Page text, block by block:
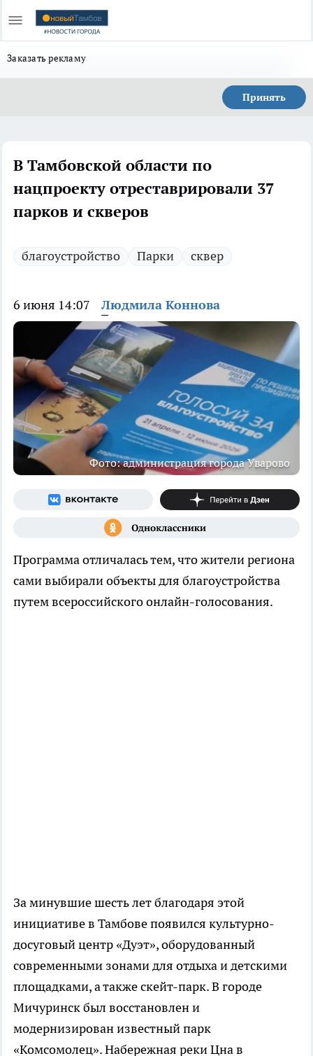
Заказать рекламу
Принять
В Тамбовской области по
нацпроекту отреставрировали 37
парков и скверов
благоустройство Парки сквер
6 июня 14:07 Людмила Коннова
Фото: администрация города Уварово
Программа отличалась тем, что жители региона
сами выбирали объекты для благоустройства
путем всероссийского онлайн-голосования.
За минувшие шесть лет благодаря этой
инициативе в Тамбове появился культурно-
досуговый центр «Дуэт», оборудованный
современными зонами для отдыха и детскими
площадками, а также скейт-парк. В городе
Мичуринск был восстановлен и
модернизирован известный парк
«Комсомолец». Набережная реки Цна в